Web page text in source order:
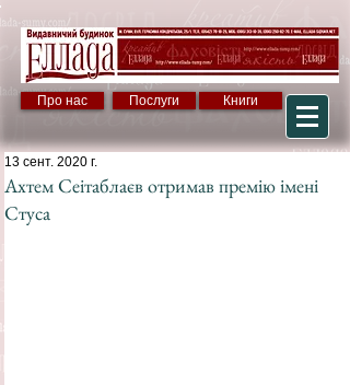
Про нас Послуги Книги
Ахтем Сеітаблаєв отримав премію імені
Стуса
13 сент. 2020 г.